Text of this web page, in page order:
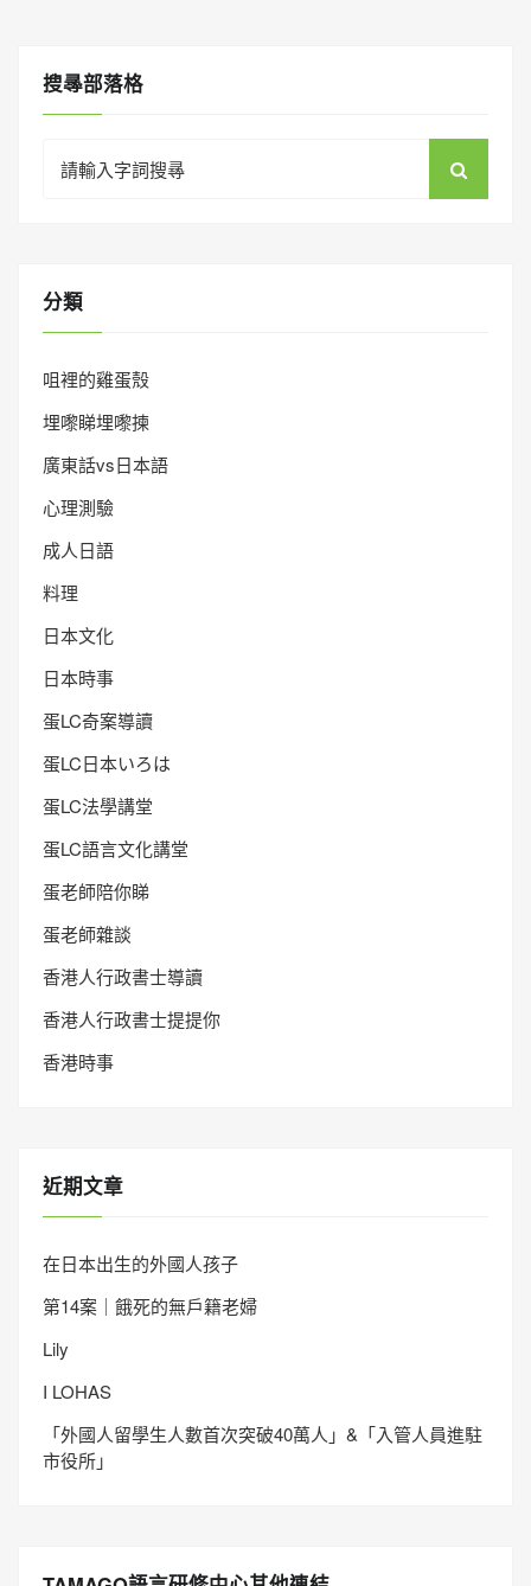
搜㝷部落格
for:
分類
咀裡的雞蛋殼
埋嚟睇埋嚟揀
廣東話vs日本語
心理測驗
成人日語
料理
日本文化
日本時事
蛋LC奇案導讀
蛋LC日本いろは
蛋LC法學講堂
蛋LC語言文化講堂
蛋老師陪你睇
蛋老師雜談
香港人行政書士導讀
香港人行政書士提提你
香港時事
近期文章
在日本出生的外國人孩子
第14案｜餓死的無戶籍老婦
Lily
I LOHAS
「外國人留學生人數首次突破40萬人」&「入管人員進駐
市役所」